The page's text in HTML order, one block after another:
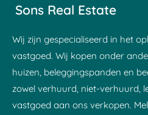
Sons Real Estate
Wij zijn gespecialiseerd in het
vastgoed. Wij kopen onder
huizen, beleggingspanden en
zowel verhuurd, niet-verhuurd,
vastgoed aan ons verkopen.